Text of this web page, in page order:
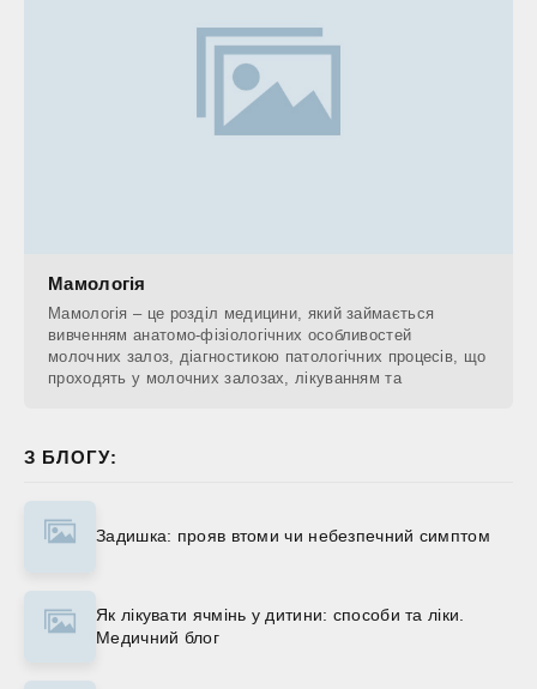
Мамологія
Мамологія – це розділ медицини, який займається
вивченням анатомо-фізіологічних особливостей
молочних залоз, діагностикою патологічних процесів, що
проходять у молочних залозах, лікуванням та
З БЛОГУ:
Задишка: прояв втоми чи небезпечний симптом
Як лікувати ячмінь у дитини: способи та ліки.
Медичний блог